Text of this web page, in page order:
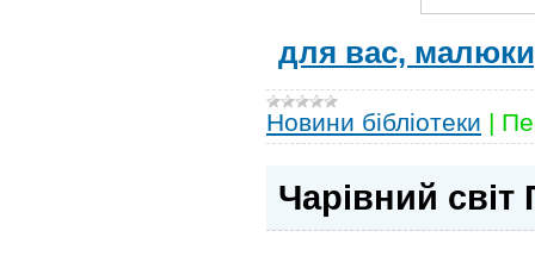
для вас,
Новини бібліотеки |
Чарівний світ